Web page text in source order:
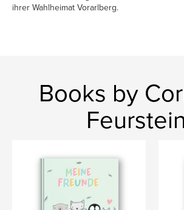
ihrer Wahlheimat Vorarlberg.
Books by
Feurstein